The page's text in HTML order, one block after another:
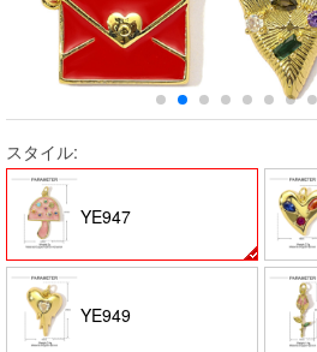
スタイル:
YE947
YE949